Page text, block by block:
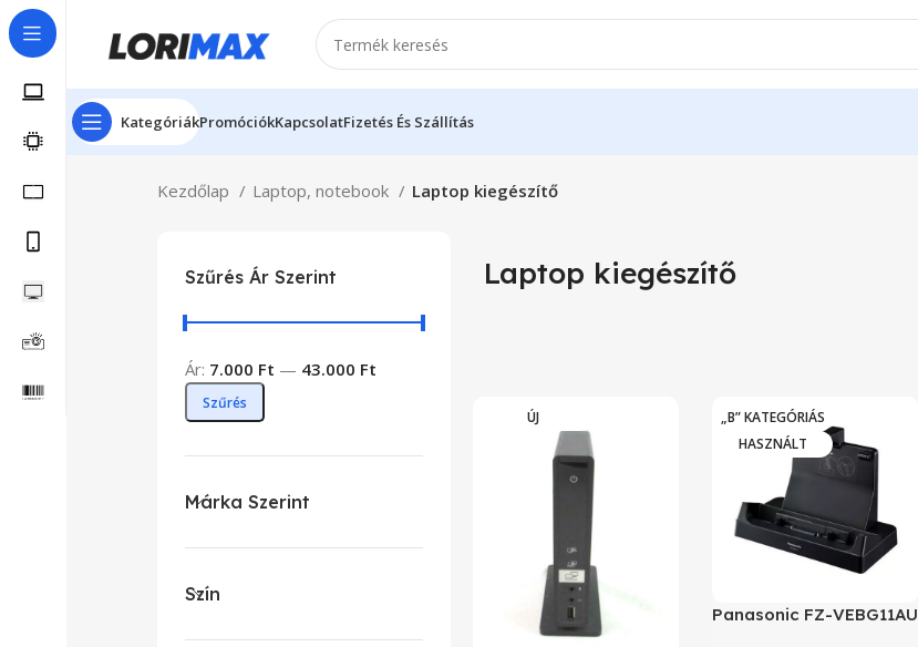
KategóriákPromóciókKapcsolatFizetés És Szállítás
Kezdőlap Laptop, notebook Laptop kiegészítő
Szűrés Ár Szerint
Szűrés
Ár: 7.000 Ft — 43.000 Ft
Márka Szerint
Szín
Laptop kiegészítő
ÚJ
„B” KATEGÓRIÁS
HASZNÁLT
Panasonic FZ-VEBG11AU